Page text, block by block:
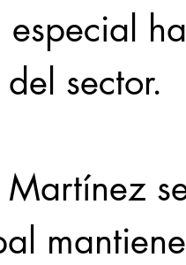
especial
sector.